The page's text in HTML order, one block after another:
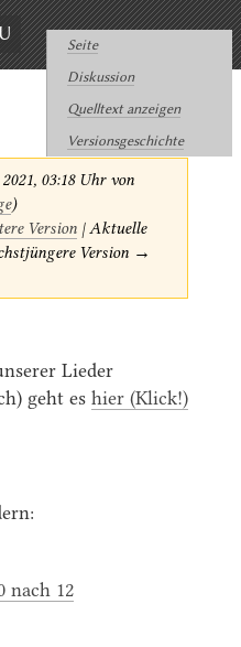
Seite
Diskussion
Quelltext anzeigen
Versionsgeschichte
03:18 Uhr von
)
Version| Aktuelle
Version →
Lieder
geht es hier (Klick!)
nach 12